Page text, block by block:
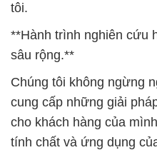
tôi.
**Hành trình nghiên cứu
sâu rộng.**
Chúng tôi không ngừng
cung cấp những giải
cho khách hàng của
tính chất và ứng dụng